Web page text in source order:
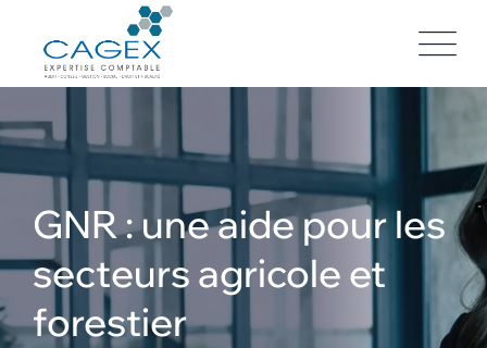
content
GNR : une aide pour les
secteurs agricole et
forestier